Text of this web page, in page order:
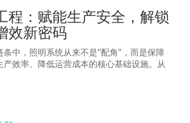
程：赋能生产安全，解锁
效新密码
中，照明系统从来不是“配角”，而是保障
产效率、降低运营成本的核心基础设施。从